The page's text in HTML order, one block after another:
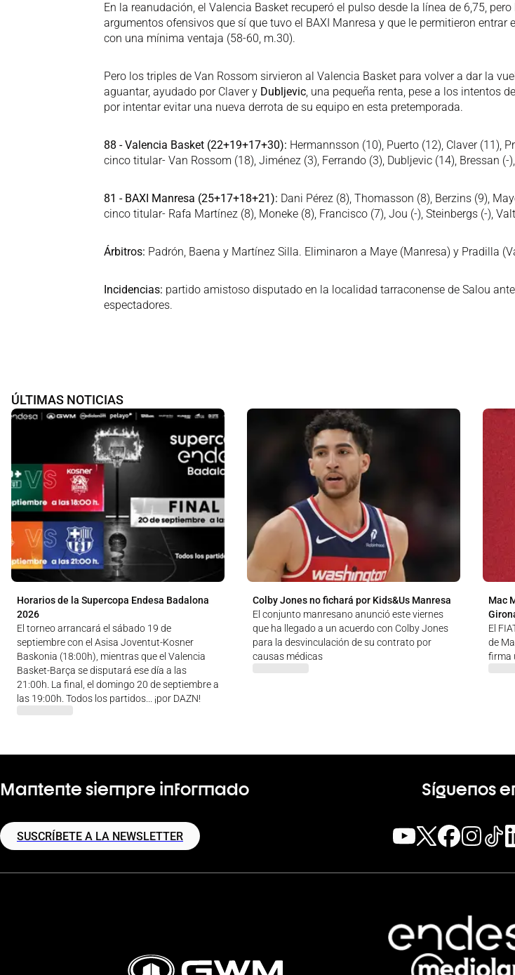
En la reanudación, el Valencia Basket recuperó el pulso desde la línea de 6,75,
argumentos ofensivos que sí que tuvo el BAXI Manresa y que le permitieron entrar
con una mínima ventaja (58-60, m.30).
Pero los triples de Van Rossom sirvieron al Valencia Basket para volver a dar la
aguantar, ayudado por Claver y Dubljevic, una pequeña renta, pese a los intentos de
por intentar evitar una nueva derrota de su equipo en esta pretemporada.
88 - Valencia Basket (22+19+17+30): Hermannsson (10), Puerto (12), Claver (11),
cinco titular- Van Rossom (18), Jiménez (3), Ferrando (3), Dubljevic (14), Bressan (-
81 - BAXI Manresa (25+17+18+21): Dani Pérez (8), Thomasson (8), Berzins (9),
cinco titular- Rafa Martínez (8), Moneke (8), Francisco (7), Jou (-), Steinbergs (-),
Árbitros: Padrón, Baena y Martínez Silla. Eliminaron a Maye (Manresa) y Pradilla
Incidencias: partido amistoso disputado en la localidad tarraconense de Salou
espectadores.
ÚLTIMAS NOTICIAS
Horarios de la Supercopa Endesa Badalona
2026
El torneo arrancará el sábado 19 de
septiembre con el Asisa Joventut-Kosner
Baskonia (18:00h), mientras que el Valencia
Basket-Barça se disputará ese día a las
21:00h. La final, el domingo 20 de septiembre a
las 19:00h. Todos los partidos... ¡por DAZN!
Colby Jones no fichará por Kids&Us Manresa
El conjunto manresano anunció este viernes
que ha llegado a un acuerdo con Colby Jones
para la desvinculación de su contrato por
causas médicas
Mac
El
de
firma
Mantente siempre informado
SUSCRÍBETE A LA NEWSLETTER
Síguenos